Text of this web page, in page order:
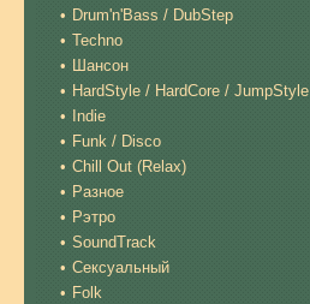
Drum'n'Bass / DubStep
Techno
Шансон
HardStyle / HardCore / JumpStyle
Indie
Funk / Disco
Chill Out (Relax)
Разное
Рэтро
SoundTrack
Сексуальный
Folk